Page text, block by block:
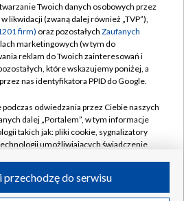
TVP
prywatności
Moje zgody
Pomoc
Kontakt
Kanały
Polska S.A. w likwidacji
Twoich danych osobowych przez
likwidacji (zwaną dalej również „TVP”),
firm) oraz pozostałych Zaufanych
marketingowych (w tym do
reklam do Twoich zainteresowań i
które wskazujemy poniżej, a
nas identyfikatora PPID do Google.
odwiedzania przez Ciebie naszych
dalej „Portalem”, w tym informacje
takich jak: pliki cookie, sygnalizatory
umożliwiających świadczenie
przechodzę do serwisu